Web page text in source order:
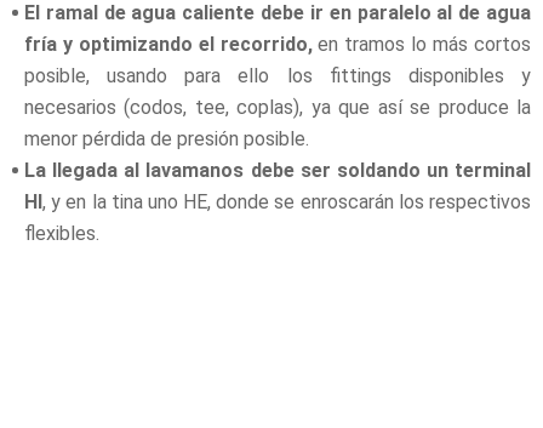
El ramal de agua caliente debe ir en paralelo al de agua
fría y optimizando el recorrido,en tramos lo más cortos
posible, usando para ello los fittings disponibles y
necesarios (codos, tee, coplas), ya que así se produce la
menor pérdida de presión posible.
La llegada al lavamanos debe ser soldando un terminal
HI, y en la tina uno HE, donde se enroscarán los respectivos
flexibles.